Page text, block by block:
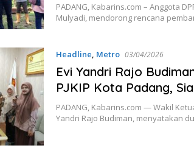
PADANG, Kabarins.com – Anggota
Mulyadi, mendorong rencana
Headline, Metro 03/04/2026
Evi Yandri Rajo
PJKIP Kota Padang,
PADANG, Kabarins.com — Wakil
Yandri Rajo Budiman, menyatakan